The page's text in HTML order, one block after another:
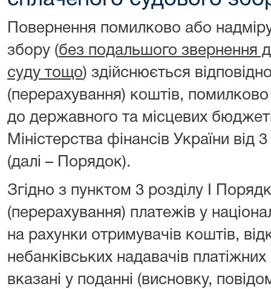
Повернення помилково або
збору (без подальшого звернення
суду тощо) здійснюється
(перерахування) коштів,
до державного та місцевих
Міністерства фінансів України
(далі – Порядок).
Згідно з пунктом 3 розділу I
(перерахування) платежів у
на рахунки отримувачів коштів,
небанківських надавачів
вказані у поданні (висновку,